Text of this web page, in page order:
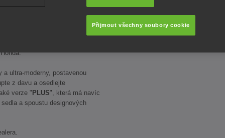
horké novinky
ultra-moderny, postavenou
z davu a osedlejte
verze "PLUS", která má navíc
a spoustu designových
Přijmout všechny soubory cookie